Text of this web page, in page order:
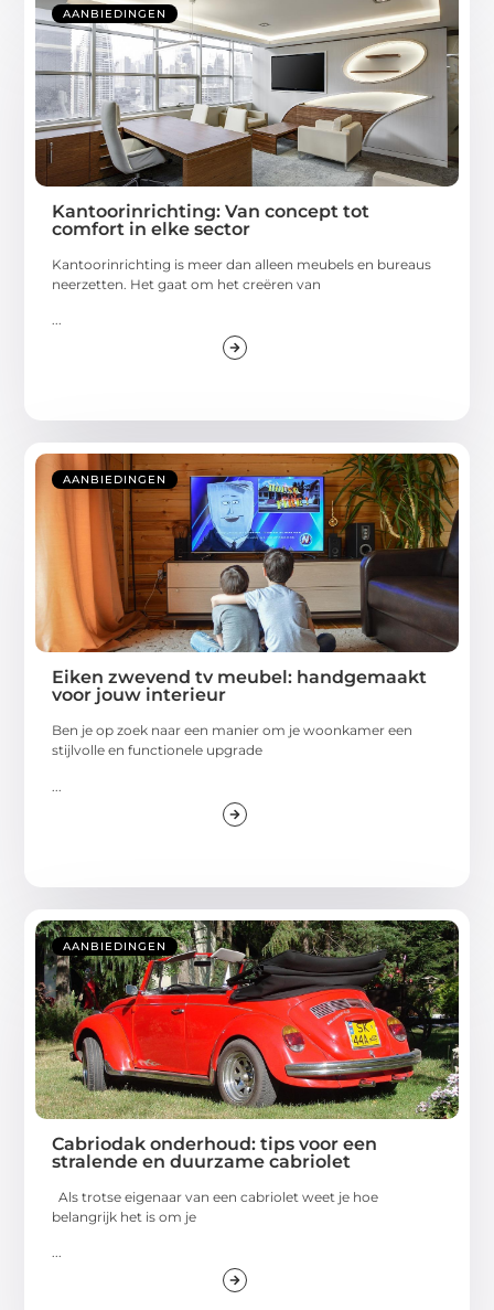
AANBIEDINGEN
Kantoorinrichting: Van concept tot
comfort in elke sector
Kantoorinrichting is meer dan alleen meubels en bureaus
neerzetten. Het gaat om het creëren van
...
AANBIEDINGEN
Eiken zwevend tv meubel: handgemaakt
voor jouw interieur
Ben je op zoek naar een manier om je woonkamer een
stijlvolle en functionele upgrade
AANBIEDINGEN
Cabriodak onderhoud: tips voor een
stralende en duurzame cabriolet
Als trotse eigenaar van een cabriolet weet je hoe
belangrijk het is om je
...